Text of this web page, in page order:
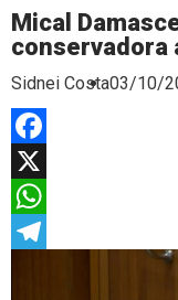
Mical
conservadora
Sidnei Costa03/10/
Facebook
X
WhatsApp